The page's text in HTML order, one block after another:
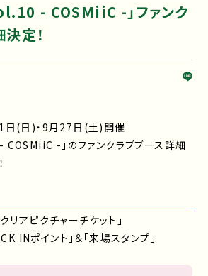
- COSMiiC -」ファンク
定！
日(日)・9月27日(土)開催
-」のファンクラブブース詳細
アピクチャーチケット」
INポイント」＆「来場スタンプ」